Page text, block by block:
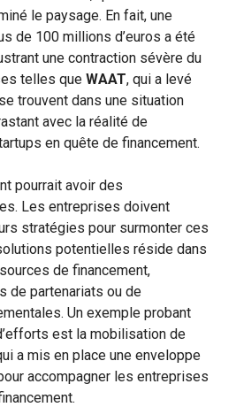
le paysage. En fait, une
de 100 millions d’euros a été
une contraction sévère du
telles que WAAT, qui a levé
trouvent dans une situation
avec la réalité de
en quête de financement.
pourrait avoir des
Les entreprises doivent
stratégies pour surmonter ces
potentielles réside dans
de financement,
de partenariats ou de
Un exemple probant
est la mobilisation de
a mis en place une enveloppe
accompagner les entreprises